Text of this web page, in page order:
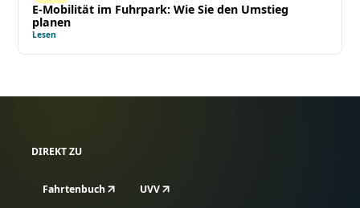
E-Mobilität im Fuhrpark: Wie Sie den Umstieg
planen
Lesen
DIREKT ZU
Fahrtenbuch
UVV